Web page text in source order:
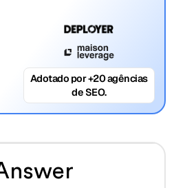
Adotado por +20 agências
de SEO.